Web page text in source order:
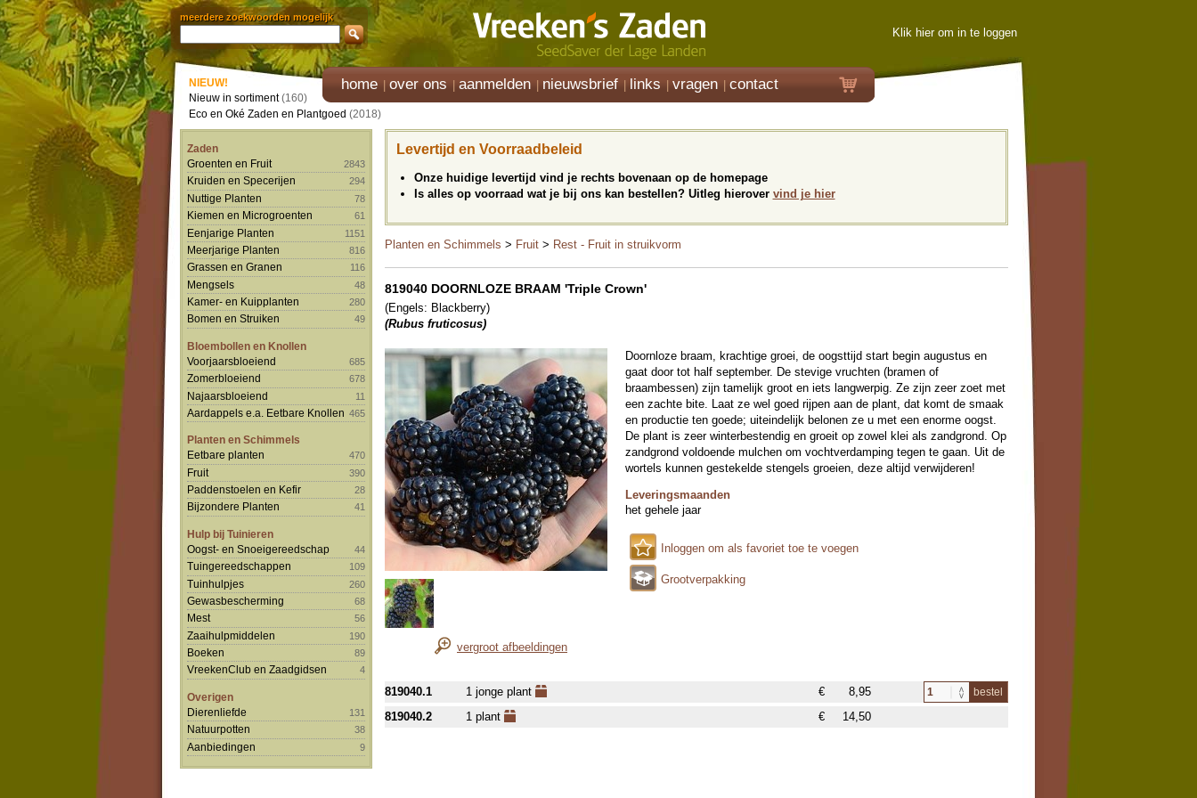
meerdere zoekwoorden mogelijk
Klik hier om in te loggen
home over ons aanmelden nieuwsbrief links vragen contact
NIEUW!
Nieuw in sortiment(160)
Eco en Oké Zaden en Plantgoed (2018)
Zaden
Groenten en Fruit
2843
Kruiden en Specerijen 294
Nuttige Planten 78
Kiemen en Microgroenten 61
Eenjarige Planten 1151
Meerjarige Planten 816
Grassen en Granen 116
Mengsels 48
Kamer- en Kuipplanten 280
Bomen en Struiken 49
Bloembollen en Knollen
Voorjaarsbloeiend
685
Zomerbloeiend 678
Najaarsbloeiend 11
Aardappels e.a. Eetbare Knollen 465
Planten en Schimmels
Eetbare planten
470
Fruit 390
Paddenstoelen en Kefir 28
Bijzondere Planten 41
Hulp bij Tuinieren
Oogst- en Snoeigereedschap
44
Tuingereedschappen 109
Tuinhulpjes 260
Gewasbescherming 68
Mest 56
Zaaihulpmiddelen 190
Boeken 89
VreekenClub en Zaadgidsen 4
Overigen
Dierenliefde
131
Natuurpotten 38
Aanbiedingen 9
Levertijd en Voorraadbeleid
Onze huidige levertijd vind je rechts bovenaan op de homepage
Is alles op voorraad wat je bij ons kan bestellen? Uitleg hierover vind je hier
Planten en Schimmels > Fruit > Rest - Fruit in struikvorm
819040 DOORNLOZE BRAAM 'Triple Crown'
(Engels: Blackberry)
(Rubus fruticosus)
vergroot afbeeldingen
Doornloze braam, krachtige groei, de oogsttijd start begin augustus en
gaat door tot half september. De stevige vruchten (bramen of
braambessen) zijn tamelijk groot en iets langwerpig. Ze zijn zeer zoet met
een zachte bite. Laat ze wel goed rijpen aan de plant, dat komt de smaak
en productie ten goede; uiteindelijk belonen ze u met een enorme oogst.
De plant is zeer winterbestendig en groeit op zowel klei als zandgrond. Op
zandgrond voldoende mulchen om vochtverdamping tegen te gaan. Uit de
wortels kunnen gestekelde stengels groeien, deze altijd verwijderen!
Leveringsmaanden
het gehele jaar
Inloggen om als favoriet toe te voegen
Grootverpakking
819040.1 1 jonge plant € 8,95 bestel
819040.2 1 plant € 14,50